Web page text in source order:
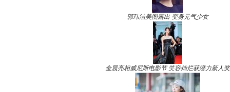
郭玮洁美图露出 变身元气少女
金晨亮相威尼斯电影节 笑容灿烂获潜力新人奖